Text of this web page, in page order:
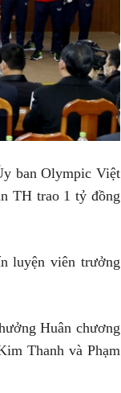
ban Olympic Việt
TH trao 1 tỷ đồng
luyện viên trưởng
Huân chương
Thanh và Phạm